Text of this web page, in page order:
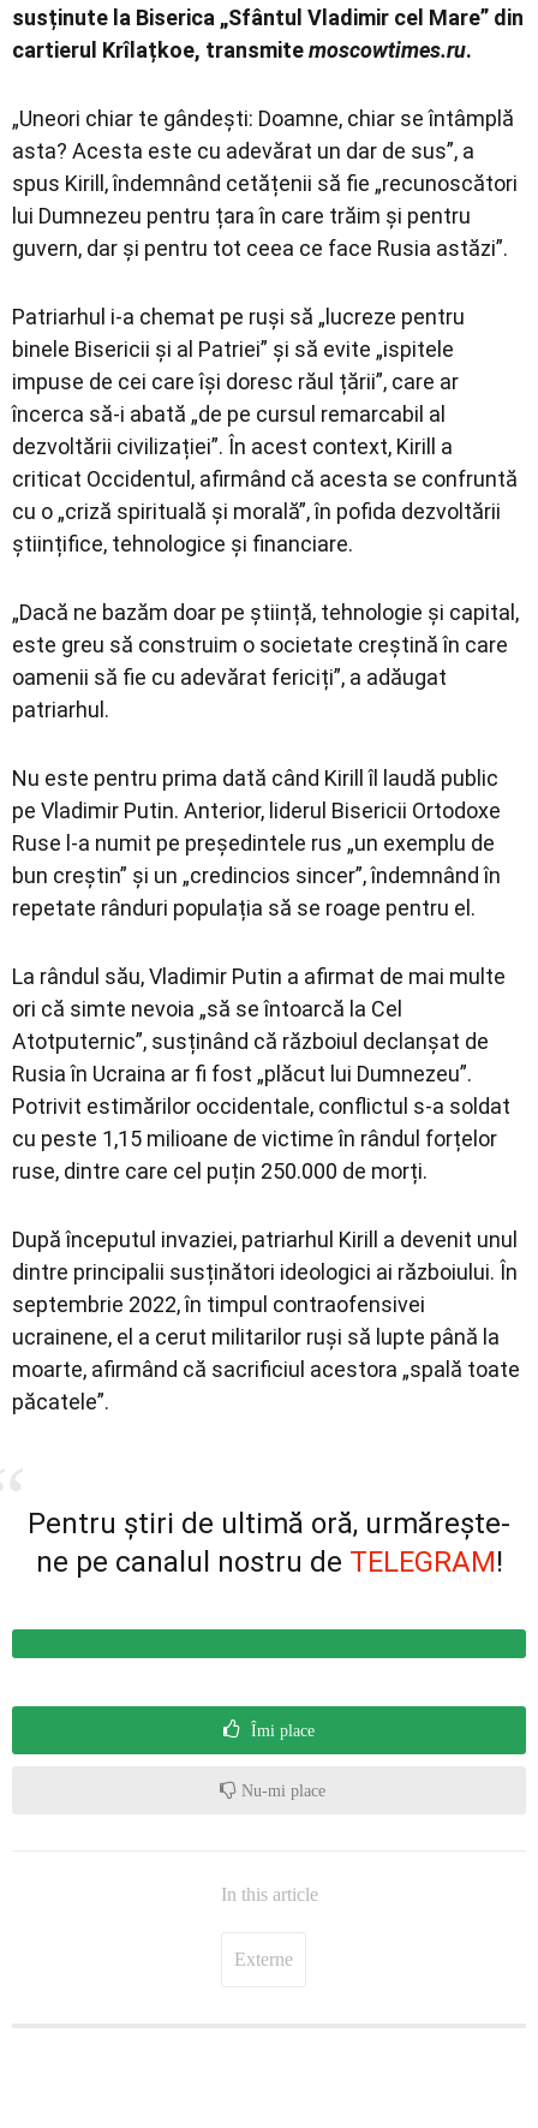
susținute la Biserica „Sfântul Vladimir cel Mare” din
cartierul Krîlațkoe, transmitemoscowtimes.ru.
„Uneori chiar te gândești: Doamne, chiar se întâmplă
asta? Acesta este cu adevărat un dar de sus”, a
spus Kirill, îndemnând cetățenii să fie „recunoscători
lui Dumnezeu pentru țara în care trăim și pentru
guvern, dar și pentru tot ceea ce face Rusia astăzi”.
Patriarhul i-a chemat pe ruși să „lucreze pentru
binele Bisericii și al Patriei” și să evite „ispitele
impuse de cei care își doresc răul țării”, care ar
încerca să-i abată „de pe cursul remarcabil al
dezvoltării civilizației”. În acest context, Kirill a
criticat Occidentul, afirmând că acesta se confruntă
cu o „criză spirituală și morală”, în pofida dezvoltării
științifice, tehnologice și financiare.
„Dacă ne bazăm doar pe știință, tehnologie și capital,
este greu să construim o societate creștină în care
oamenii să fie cu adevărat fericiți”, a adăugat
patriarhul.
Nu este pentru prima dată când Kirill îl laudă public
pe Vladimir Putin. Anterior, liderul Bisericii Ortodoxe
Ruse l-a numit pe președintele rus „un exemplu de
bun creștin” și un „credincios sincer”, îndemnând în
repetate rânduri populația să se roage pentru el.
La rândul său, Vladimir Putin a afirmat de mai multe
ori că simte nevoia „să se întoarcă la Cel
Atotputernic”, susținând că războiul declanșat de
Rusia în Ucraina ar fi fost „plăcut lui Dumnezeu”.
Potrivit estimărilor occidentale, conflictul s-a soldat
cu peste 1,15 milioane de victime în rândul forțelor
ruse, dintre care cel puțin 250.000 de morți.
După începutul invaziei, patriarhul Kirill a devenit unul
dintre principalii susținători ideologici ai războiului. În
septembrie 2022, în timpul contraofensivei
ucrainene, el a cerut militarilor ruși să lupte până la
moarte, afirmând că sacrificiul acestora „spală toate
păcatele”.
Pentru știri de ultimă oră, urmărește-
ne pe canalul nostru de TELEGRAM!
Îmi place
Nu-mi place
In this article
Externe